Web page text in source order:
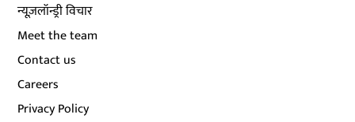
न्यूज़लॉन्ड्री विचार
Meet the team
Contact us
Careers
Privacy Policy